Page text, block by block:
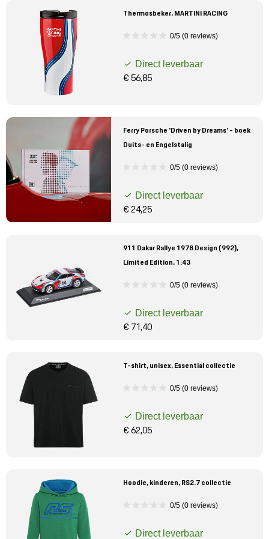
Thermosbeker, MARTINI RACING
0/5 (0 reviews)
Direct leverbaar
€ 56,85
Ferry Porsche 'Driven by Dreams' - boek
Duits- en Engelstalig
0/5 (0 reviews)
Direct leverbaar
€ 24,25
911 Dakar Rallye 1978 Design (992),
Limited Edition, 1:43
0/5 (0 reviews)
Direct leverbaar
€ 71,40
T-shirt, unisex, Essential collectie
0/5 (0 reviews)
Direct leverbaar
€ 62,05
Hoodie, kinderen, RS2.7 collectie
0/5 (0 reviews)
Direct leverbaar